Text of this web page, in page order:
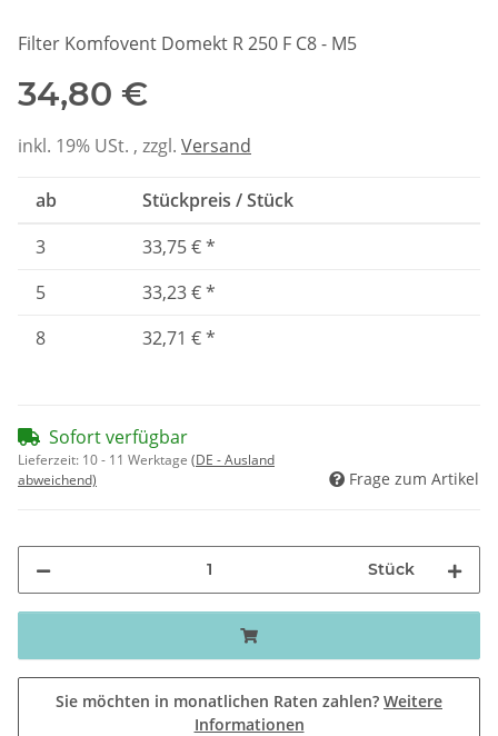
Filter Komfovent Domekt R 250 F C8 - M5
34,80 €
inkl. 19% USt. , zzgl. Versand
ab
Stückpreis / Stück
3
33,75 €*
5
33,23 €*
8
32,71 €*
Sofort verfügbar
Lieferzeit: 10 - 11 Werktage (DE - Ausland
abweichend)
Frage zum Artikel
Stück
Sie möchten in monatlichen Raten zahlen? Weitere
Informationen